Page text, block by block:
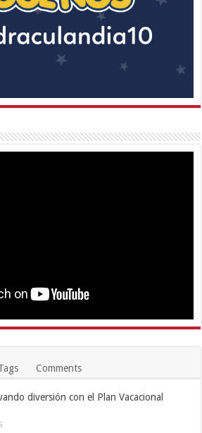
Comments
diversión con el Plan Vacacional